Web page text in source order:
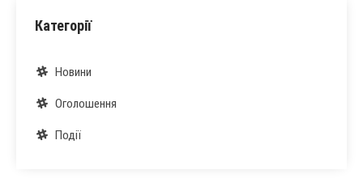
Категорії
Новини
Оголошення
Події